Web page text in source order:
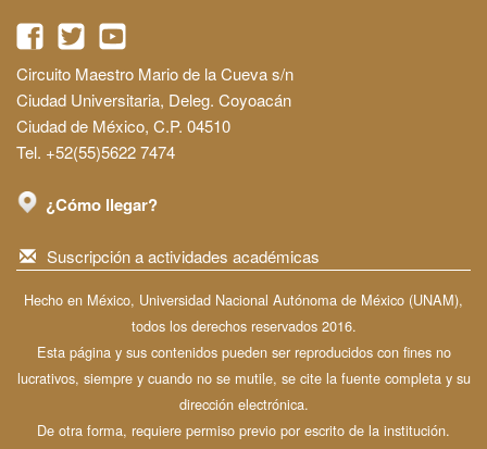
Circuito Maestro Mario de la Cueva s/n
Ciudad Universitaria, Deleg. Coyoacán
Ciudad de México, C.P. 04510
Tel. +52(55)5622 7474
¿Cómo llegar?
Suscripción a actividades académicas
Hecho en México, Universidad Nacional Autónoma de México (UNAM),
todos los derechos reservados 2016.
Esta página y sus contenidos pueden ser reproducidos con fines no
lucrativos, siempre y cuando no se mutile, se cite la fuente completa y su
dirección electrónica.
De otra forma, requiere permiso previo por escrito de la institución.